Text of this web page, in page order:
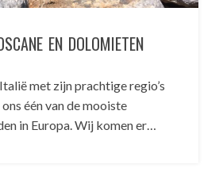
EN DOLOMIETEN
met zijn prachtige regio’s
één van de mooiste
in Europa. Wij komen er…